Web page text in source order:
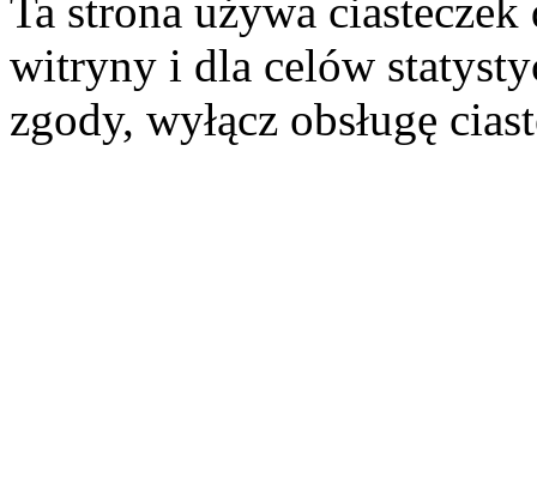
Ta strona używa
witryny i dla celów
zgody, wyłącz obsługę